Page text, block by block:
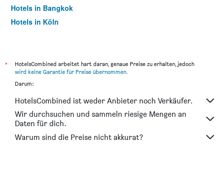
Hotels in Bangkok
Hotels in Köln
*
HotelsCombined arbeitet hart daran, genaue Preise zu erhalten, jedoch
wird keine Garantie für Preise übernommen.
Darum:
HotelsCombined ist weder Anbieter noch Verkäufer.
Wir durchsuchen und sammeln riesige Mengen an
Daten für dich.
Warum sind die Preise nicht akkurat?